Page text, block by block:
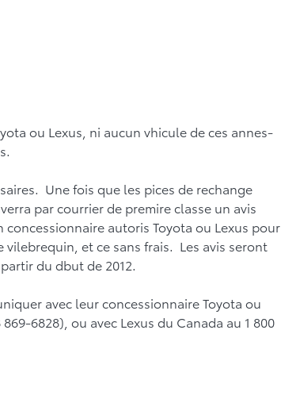
ou Lexus, ni aucun vhicule de ces annes-
Une fois que les pices de rechange
par courrier de premire classe un avis
autoris Toyota ou Lexus pour
et ce sans frais. Les avis seront
du dbut de 2012.
avec leur concessionnaire Toyota ou
6828), ou avec Lexus du Canada au 1 800